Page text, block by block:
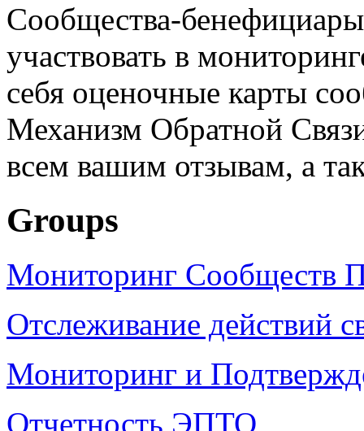
Сообщества-
участвовать в
себя оценочные карты
Механизм Обратной
всем вашим отзывам, а
Groups
Мониторинг
Отслеживание действий
Мониторинг и
Отчетность ЭПТО